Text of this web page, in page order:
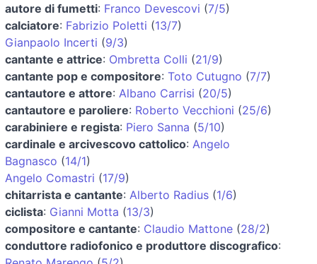
autore di fumetti: Franco Devescovi (7/5)
calciatore: Fabrizio Poletti (13/7)
Gianpaolo Incerti (9/3)
cantante e attrice: Ombretta Colli (21/9)
cantante pop e compositore: Toto Cutugno (7/7)
cantautore e attore: Albano Carrisi (20/5)
cantautore e paroliere: Roberto Vecchioni (25/6)
carabiniere e regista: Piero Sanna (5/10)
cardinale e arcivescovo cattolico: Angelo
Bagnasco (14/1)
Angelo Comastri (17/9)
chitarrista e cantante: Alberto Radius (1/6)
ciclista: Gianni Motta (13/3)
compositore e cantante: Claudio Mattone (28/2)
conduttore radiofonico e produttore discografico: